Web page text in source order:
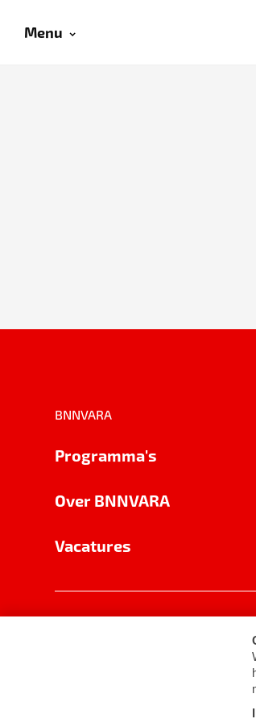
Menu
BNNVARA
Programma's
Over BNNVARA
Vacatures
Cookie-